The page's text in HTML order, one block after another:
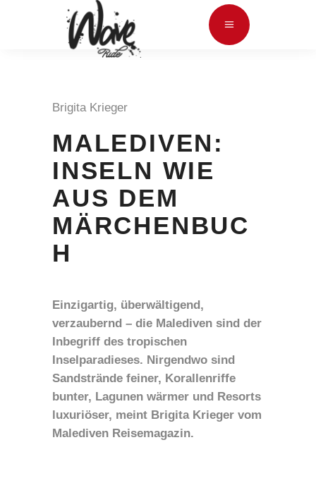
Brigita Krieger
MALEDIVEN:
INSELN WIE
AUS DEM
MÄRCHENBUC
H
Einzigartig, überwältigend,
verzaubernd – die Malediven sind der
Inbegriff des tropischen
Inselparadieses. Nirgendwo sind
Sandstrände feiner, Korallenriffe
bunter, Lagunen wärmer und Resorts
luxuriöser, meint Brigita Krieger vom
Malediven Reisemagazin.